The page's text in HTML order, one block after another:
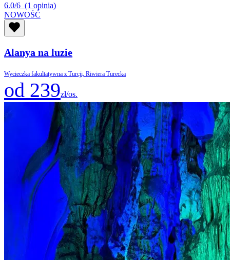
6.0/6 (1 opinia)
NOWOŚĆ
Alanya na luzie
Wycieczka fakultatywna z Turcji, Riwiera Turecka
od 239zł/os.